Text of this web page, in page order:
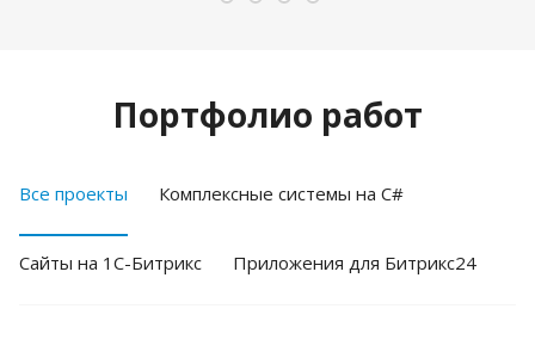
Портфолио работ
Все проекты Комплексные системы на C#
Cайты на 1С-Битрикс Приложения для Битрикс24